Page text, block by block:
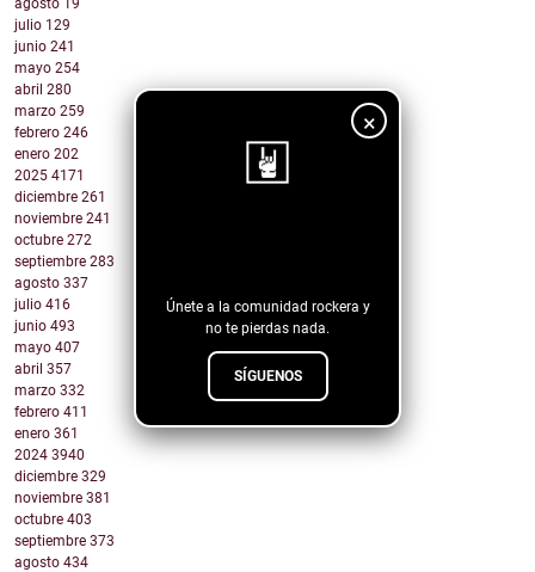
×
Únete a la comunidad rockera y
no te pierdas nada.
SÍGUENOS
julio 129
junio 241
mayo 254
abril 280
marzo 259
febrero 246
enero 202
2025 4171
diciembre 261
noviembre 241
octubre 272
septiembre 283
agosto 337
julio 416
junio 493
mayo 407
abril 357
marzo 332
febrero 411
enero 361
2024 3940
diciembre 329
noviembre 381
octubre 403
septiembre 373
agosto 434